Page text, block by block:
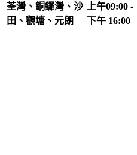
荃灣、銅鑼灣、沙
田、觀塘、元朗
上午09:00 -
下午 16:00